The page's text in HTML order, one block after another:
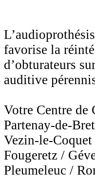
favorise la
d’obturateurs
auditive
Votre Centre de
Partenay-de-
Vezin-le-
Fougeretz /
Pleumeleuc /